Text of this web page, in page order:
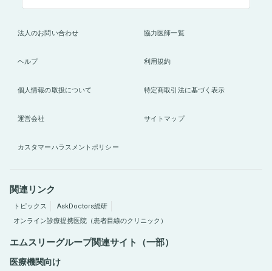
法人のお問い合わせ 協力医師一覧
ヘルプ 利用規約
個人情報の取扱について 特定商取引法に基づく表示
運営会社 サイトマップ
カスタマーハラスメントポリシー
関連リンク
トピックス
AskDoctors総研
オンライン診療提携医院（患者目線のクリニック）
エムスリーグループ関連サイト（一部）
医療機関向け